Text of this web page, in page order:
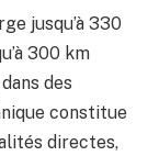
jusqu’à 330
300 km
des
constitue
directes,